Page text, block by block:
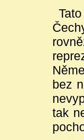
bez
tak